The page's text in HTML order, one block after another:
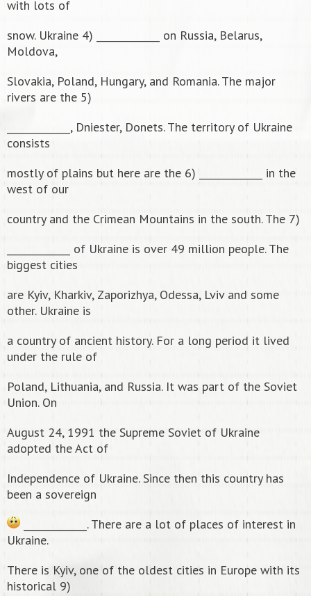
with lots of
snow. Ukraine 4) _____________ on Russia, Belarus,
Moldova,
Slovakia, Poland, Hungary, and Romania. The major
rivers are the 5)
_____________, Dniester, Donets. The territory of Ukraine
consists
mostly of plains but here are the 6) _____________ in the
west of our
country and the Crimean Mountains in the south. The 7)
_____________ of Ukraine is over 49 million people. The
biggest cities
are Kyiv, Kharkiv, Zaporizhya, Odessa, Lviv and some
other. Ukraine is
a country of ancient history. For a long period it lived
under the rule of
Poland, Lithuania, and Russia. It was part of the Soviet
Union. On
August 24, 1991 the Supreme Soviet of Ukraine
adopted the Act of
Independence of Ukraine. Since then this country has
been a sovereign
_____________. There are a lot of places of interest in
Ukraine.
There is Kyiv, one of the oldest cities in Europe with its
historical 9)